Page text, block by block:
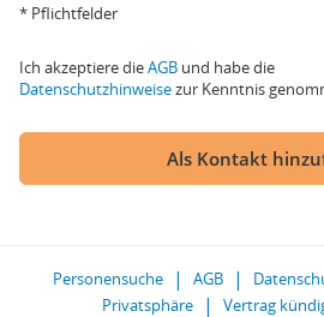
* Pflichtfelder
Ich akzeptiere dieAGB und habe die
Datenschutzhinweisezur Kenntnis
Als Kontakt
Personensuche AGB
Privatsphäre
Vertrag